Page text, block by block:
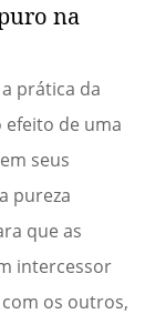
na
prática da
efeito de uma
seus
pureza
que as
intercessor
os outros,